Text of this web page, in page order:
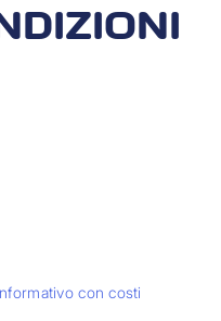
con costi